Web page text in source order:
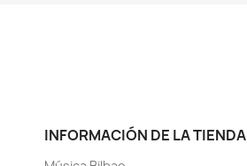
INFORMACIÓN DE LA TIENDA